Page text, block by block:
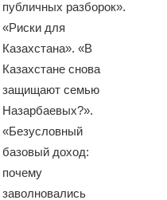
публичных разборок».
«Риски для
Казахстана». «В
Казахстане снова
защищают семью
Назарбаевых?».
«Безусловный
базовый доход:
почему
заволновались